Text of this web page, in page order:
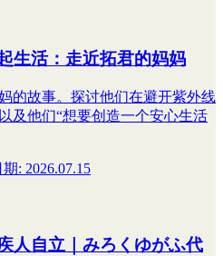
生活：走近拓君的妈妈
的故事。探讨他们在避开紫外线
及他们“想要创造一个安心生活
: 2026.07.15
人自立｜みろくゆがふ代